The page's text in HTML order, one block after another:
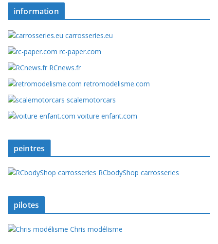
information
carrosseries.eu
rc-paper.com
RCnews.fr
retromodelisme.com
scalemotorcars
voiture enfant.com
peintres
RCbodyShop carrosseries
pilotes
Chris modélisme